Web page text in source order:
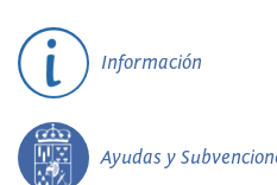
Información
Ayudas y